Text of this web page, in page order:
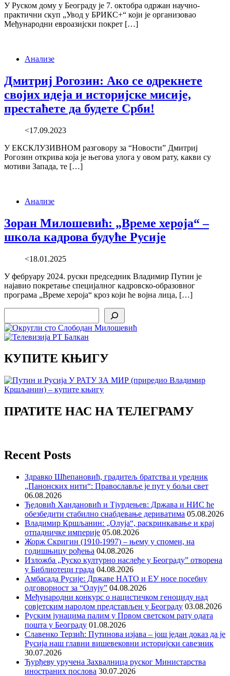
У Руском дому у Београду је 7. октобра одржан научно-
практични скуп „Увод у БРИКС+“ који је организовао
Међународни евроазијски покрет […]
Анализе
Дмитриј Рогозин: Ако се одрекнете
својих идеја и историјске мисије,
престаћете да будете Срби!
<17.09.2023
У ЕКСКЛУЗИВНОМ разговору за “Новости” Дмитриј
Рогозин открива која је његова улога у овом рату, какви су
мотиви Запада, те […]
Анализе
Зоран Милошевић: „Време хероја“ –
школа кадрова будуће Русије
<18.01.2025
У фебруару 2024. руски председник Владимир Путин је
најавио покретање специјалног кадровско-образовног
програма „Време хероја“ кроз који ће војна лица, […]
КУПИТЕ КЊИГУ
ПРАТИТЕ НАС НА ТЕЛЕГРАМУ
Recent Posts
Здравко Шћепановић, градитељ братства и уредник
„Панонских нити“: Православље је пут у бољи свет
06.08.2026
Ђедовић Хандановић и Тјурдењев: Држава и НИС ће
обезбедити стабилно снабдевање дериватима 05.08.2026
Владимир Кршљанин: „Олуја“, раскринкавање и крај
отпадничке империје 05.08.2026
Жорж Скригин (1910-1997) – њему у спомен, на
годишњицу рођења 04.08.2026
Изложба „Руско културно наслеђе у Београду” отворена
у Библиотеци града 04.08.2026
Амбасада Русије: Државе НАТО и ЕУ носе посебну
одговорност за “Олују” 04.08.2026
Међународни конкурс о нацистичком геноциду над
совјетским народом представљен у Београду 03.08.2026
Руским јунацима палим у Првом светском рату одата
пошта у Београду 01.08.2026
Славенко Терзић: Путинова изјава – још један доказ да је
Русија наш главни вишевековни историјски савезник
30.07.2026
Ђурђеву уручена Захвалница руског Министарства
иностраних послова 30.07.2026